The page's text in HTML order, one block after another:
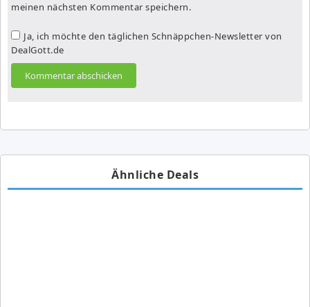
meinen nächsten Kommentar speichern.
Ja, ich möchte den täglichen Schnäppchen-Newsletter von
DealGott.de
Ähnliche Deals